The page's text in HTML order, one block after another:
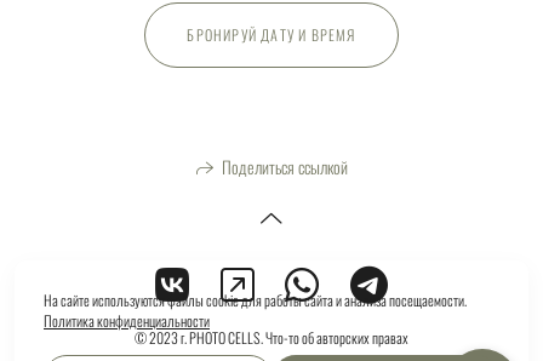
БРОНИРУЙ ДАТУ И ВРЕМЯ
Поделиться ссылкой
© 2023 г. PHOTO CELLS. Что-то об авторских правах
На сайте используются файлы cookie для работы сайта и анализа посещаемости.
Политика конфиденциальности